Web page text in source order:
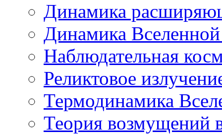
Динамика
Динамика
Наблюдательная
Реликтовое
Термодинамика
Теория возмущений